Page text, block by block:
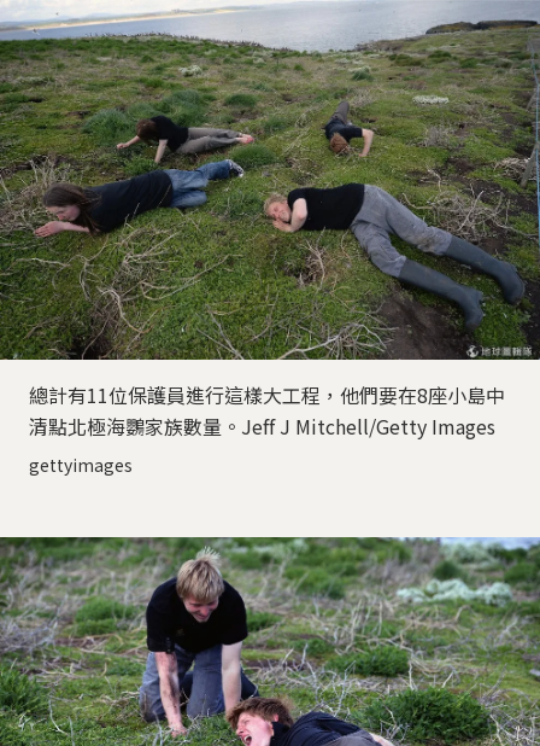
總計有11位保護員進行這樣大工程，他們要在8座小島中
清點北極海鸚家族數量。Jeff J Mitchell/Getty Images
gettyimages